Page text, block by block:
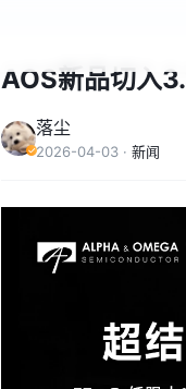
AOS新品切入
落尘
2026-04-03 · 新闻